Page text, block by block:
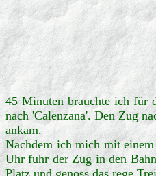
45 Minuten brauchte ich für
nach 'Calenzana'. Den Zug
ankam.
Nachdem ich mich mit
Uhr fuhr der Zug in den
Platz und genoss das rege